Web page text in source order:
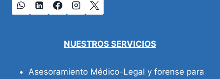
NUESTROS SERVICIOS
Asesoramiento Médico-Legal y forense para